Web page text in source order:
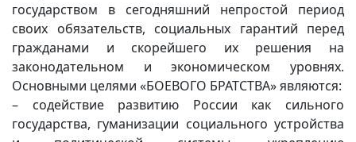
государством в сегодняшний непростой период
своих обязательств, социальных гарантий перед
гражданами и скорейшего их решения на
законодательном и экономическом уровнях.
Основными целями «БОЕВОГО БРАТСТВА» являются:
– содействие развитию России как сильного
государства, гуманизации социального устройства